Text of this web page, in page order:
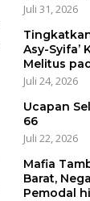
Juli 31, 2026
Asy-Syifa’
Melitus
Juli 24, 2026
Ucapan
66
Juli 22, 2026
Mafia
Barat,
Pemodal